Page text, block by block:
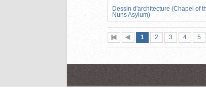
Dessin d'architecture (Chapel of
Nuns Asylum)
Première
page
Page
précédente
Page
1 (page
actuelle)
Page
2 Page
3 Page
4 5